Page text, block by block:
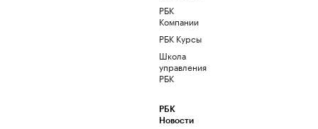
РБК
Компании
РБК Курсы
Школа
управления
РБК
РБК
Новости